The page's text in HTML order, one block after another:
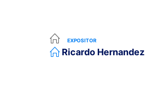
EXPOSITOR
Ricardo Hernandez